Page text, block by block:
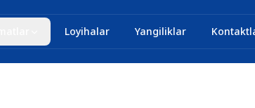
Loyihalar Yangiliklar